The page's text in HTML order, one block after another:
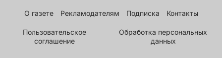
О газете Рекламодателям Подписка Контакты
Пользовательское
соглашение
Обработка персональных
данных